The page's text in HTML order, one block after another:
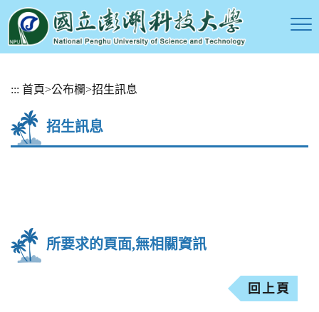
::: 首頁>公布欄>招生訊息
招生訊息
所要求的頁面,無相關資訊
回上頁